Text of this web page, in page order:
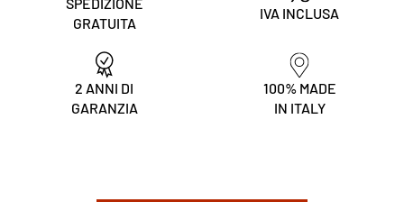
GRATUITA
IVA INCLUSA
2 ANNI DI
GARANZIA
100% MADE
IN ITALY